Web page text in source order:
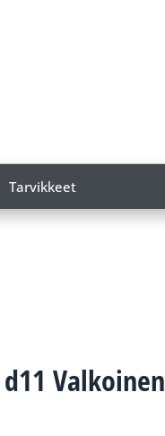
Tarvikkeet
Valkoinen